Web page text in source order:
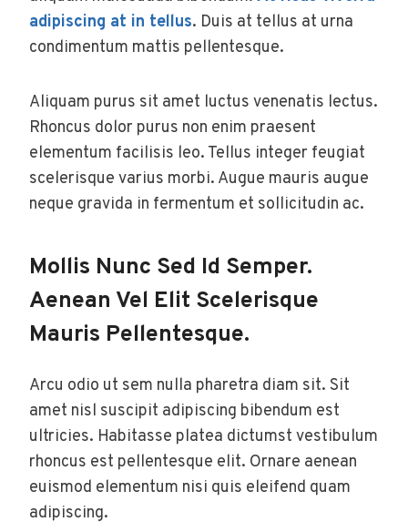
adipiscing at in tellus. Duis at tellus at urna
condimentum mattis pellentesque.
Aliquam purus sit amet luctus venenatis lectus.
Rhoncus dolor purus non enim praesent
elementum facilisis leo. Tellus integer feugiat
scelerisque varius morbi. Augue mauris augue
neque gravida in fermentum et sollicitudin ac.
Mollis Nunc Sed Id Semper.
Aenean Vel Elit Scelerisque
Mauris Pellentesque.
Arcu odio ut sem nulla pharetra diam sit. Sit
amet nisl suscipit adipiscing bibendum est
ultricies. Habitasse platea dictumst vestibulum
rhoncus est pellentesque elit. Ornare aenean
euismod elementum nisi quis eleifend quam
adipiscing.